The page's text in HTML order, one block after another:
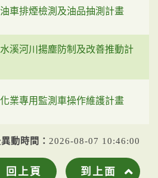
車排煙檢測及油品抽測計畫
溪河川揚塵防制及改善推動計
業專用監測車操作維護計畫
動時間： 2026-08-07 10:46:00
回上頁 到上面